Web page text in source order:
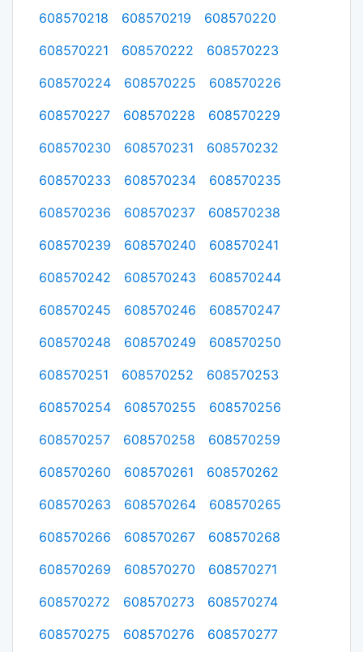
608570218
608570219
608570220
608570221
608570222
608570223
608570224
608570225
608570226
608570227
608570228
608570229
608570230
608570231
608570232
608570233
608570234
608570235
608570236
608570237
608570238
608570239
608570240
608570241
608570242
608570243
608570244
608570245
608570246
608570247
608570248
608570249
608570250
608570251
608570252
608570253
608570254
608570255
608570256
608570257
608570258
608570259
608570260
608570261
608570262
608570263
608570264
608570265
608570266
608570267
608570268
608570269
608570270
608570271
608570272
608570273
608570274
608570275
608570276 608570277